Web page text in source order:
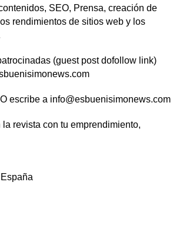
SEO, Prensa, creación de
rendimientos de sitios web y los
(guest post dofollow link)
escribe a info@esbuenisimonews.com
la revista con tu emprendimiento,